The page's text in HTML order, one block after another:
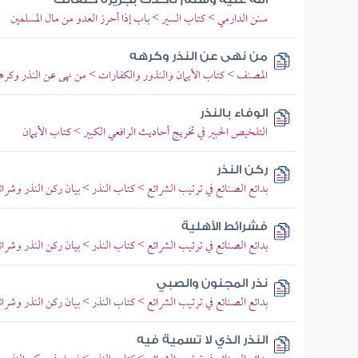
سنن الدارمي > كتاب السير > باب إذا أحرز العدو من مال المسلمين
من نهى عن النذر وكرهه
المصنف > كتاب الأيمان والنذور والكفارات > من نهى عن النذر
الوفاء بالنذر
التلخيص الحبير في تخريج أحاديث الرافعي الكبير > كتاب الأيمان
ركن النذر
بدائع الصنائع في ترتيب الشرائع > كتاب النذر > بيان ركن النذر
فشرائط الأهلية
بدائع الصنائع في ترتيب الشرائع > كتاب النذر > بيان ركن النذر
نذر المجنون والصبي
بدائع الصنائع في ترتيب الشرائع > كتاب النذر > بيان ركن النذر
النذر الذي لا تسمية فيه